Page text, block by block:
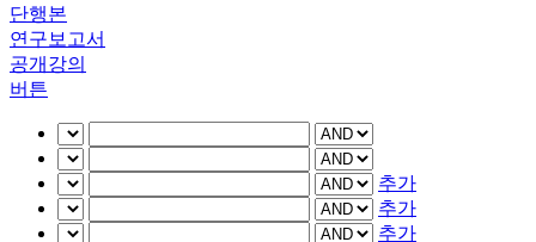
단행본
연구보고서
공개강의
버튼
추가
추가
추가